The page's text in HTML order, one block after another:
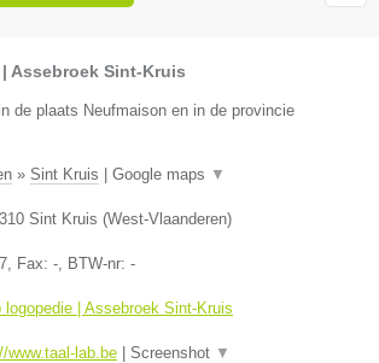
Assebroek Sint-Kruis
de plaats Neufmaison en in de provincie
» Sint Kruis | Google maps ▼
Sint Kruis (West-Vlaanderen)
, Fax: - , BTW-nr: -
logopedie | Assebroek Sint-Kruis
www.taal-lab.be | Screenshot ▼